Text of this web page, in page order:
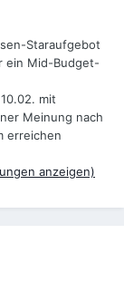
Staraufgebot
ein Mid-Budget-
mit
Meinung nach
erreichen
anzeigen)